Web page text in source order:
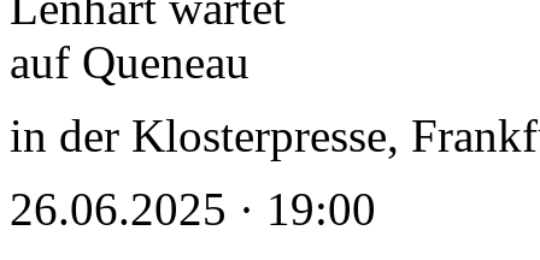
in der Klosterpresse,
26.06.2025 · 19:00